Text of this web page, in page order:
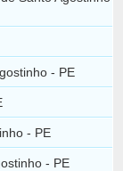
- PE
- PE
- PE